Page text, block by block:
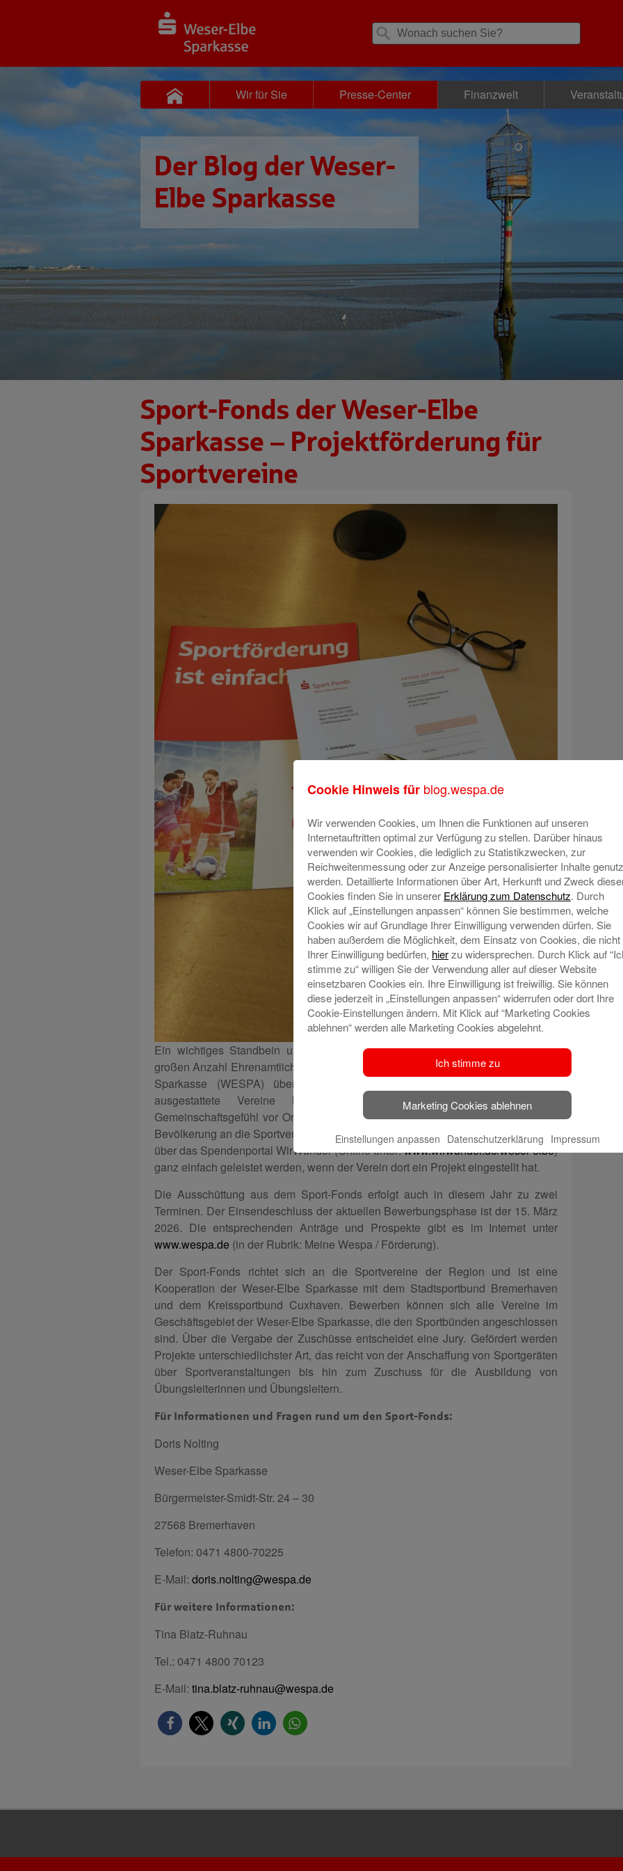
Wir für Sie Presse-Center Finanzwelt
Der Blog der Weser-
Elbe Sparkasse
Sport-Fonds der Weser-Elbe
Sparkasse – Projektförderung für
Sportvereine
Ein wichtiges Standbein unserer Gesellschaft sind die Sportvereine mit ihrer
großen Anzahl Ehrenamtlicher. Diese regionale Stärke unterstützt die Weser-Elbe
Sparkasse (WESPA) über Fördermittel aus dem Sport-Fonds, damit gut
ausgestattete Vereine langfristig die sportliche Vielfalt und das
Gemeinschaftsgefühl vor Ort bieten können. Auch zusätzliche Spenden aus der
Bevölkerung an die Sportvereine sind eine wertvolle Unterstützung. Diese können
über das Spendenportal WirWunder (Online unter:www.wirwunder.de/weser-elbe)
ganz einfach geleistet werden, wenn der Verein dort ein Projekt eingestellt hat.
Die Ausschüttung aus dem Sport-Fonds erfolgt auch in diesem Jahr zu zwei
Terminen. Der Einsendeschluss der aktuellen Bewerbungsphase ist der 15. März
2026. Die entsprechenden Anträge und Prospekte gibt es im Internet unter
www.wespa.de (in der Rubrik: Meine Wespa / Förderung).
Der Sport-Fonds richtet sich an die Sportvereine der Region und ist eine
Kooperation der Weser-Elbe Sparkasse mit dem Stadt­sport­bund Bremerhaven
und dem Kreissportbund Cuxhaven. Bewerben können sich alle Vereine im
Geschäftsgebiet der Weser-Elbe Sparkasse, die den Sportbünden angeschlossen
sind. Über die Vergabe der Zuschüsse entscheidet eine Jury. Gefördert werden
Projekte unterschiedlichster Art, das reicht von der Anschaffung von Sportgeräten
über Sportveranstaltungen bis hin zum Zuschuss für die Ausbildung von
Übungsleiterinnen und Übungsleitern.
Für Informationen und Fragen rund um den Sport-Fonds:
Doris Nolting
Weser-Elbe Sparkasse
Bürgermeister-Smidt-Str. 24 – 30
27568 Bremerhaven
Telefon: 0471 4800-70225
E-Mail: doris.nolting@wespa.de
Für weitere Informationen:
Tina Blatz-Ruhnau
Tel.: 0471 4800 70123
E-Mail: tina.blatz-ruhnau@wespa.de
Cookie Hinweis für blog.wespa.de
Wir verwenden Cookies, um Ihnen die Funktionen auf unseren
Internetauftritten optimal zur Verfügung zu stellen. Darüber hinaus
verwenden wir Cookies, die lediglich zu Statistikzwecken, zur
Reichweitenmessung oder zur Anzeige personalisierter Inhalte
werden. Detaillierte Informationen über Art, Herkunft und Zweck
Cookies finden Sie in unserer Erklärung zum Datenschutz. Durch
Klick auf „Einstellungen anpassen“ können Sie bestimmen, welche
Cookies wir auf Grundlage Ihrer Einwilligung verwenden dürfen. Sie
haben außerdem die Möglichkeit, dem Einsatz von Cookies, die nicht
Ihrer Einwilligung bedürfen, hierzu widersprechen. Durch Klick auf
stimme zu“ willigen Sie der Verwendung aller auf dieser Website
einsetzbaren Cookies ein. Ihre Einwilligung ist freiwillig. Sie können
diese jederzeit in „Einstellungen anpassen“ widerrufen oder dort Ihre
Cookie-Einstellungen ändern. Mit Klick auf “Marketing Cookies
ablehnen“ werden alle Marketing Cookies abgelehnt.
Ich stimme zu
Marketing Cookies ablehnen
Einstellungen anpassen Datenschutzerklärung Impressum